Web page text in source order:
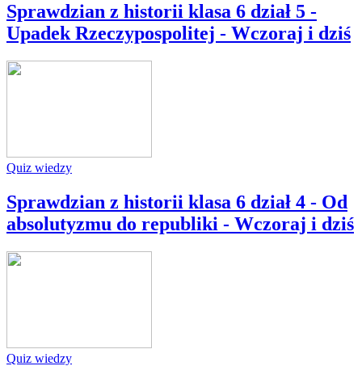
Sprawdzian z historii klasa 6 dział 5 -
Upadek Rzeczypospolitej - Wczoraj i dziś
Quiz wiedzy
Sprawdzian z historii klasa 6 dział 4 - Od
absolutyzmu do republiki - Wczoraj i dziś
Quiz wiedzy